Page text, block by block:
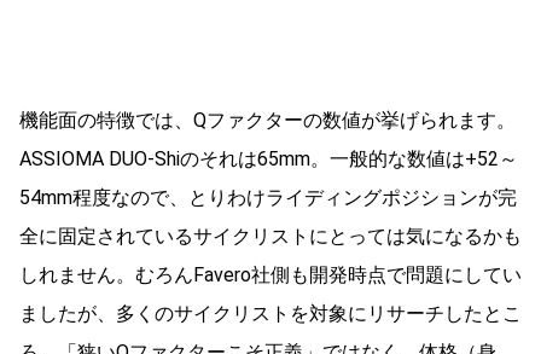
機能面の特徴では、Qファクターの数値が挙げられます。
ASSIOMA DUO-Shiのそれは65mm。一般的な数値は+52～
54mm程度なので、とりわけライディングポジションが完
全に固定されているサイクリストにとっては気になるかも
しれません。むろんFavero社側も開発時点で問題にしてい
ましたが、多くのサイクリストを対象にリサーチしたとこ